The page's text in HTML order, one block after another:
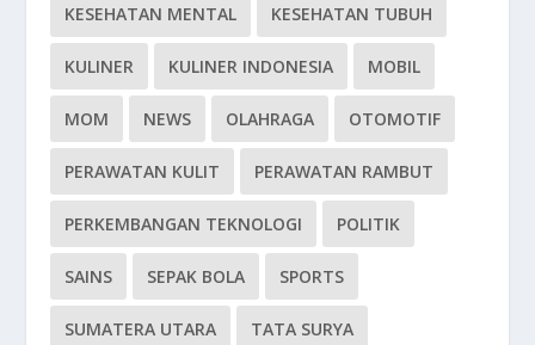
KESEHATAN MENTAL KESEHATAN TUBUH
KULINER KULINER INDONESIA MOBIL
MOM NEWS OLAHRAGA OTOMOTIF
PERAWATAN KULIT PERAWATAN RAMBUT
PERKEMBANGAN TEKNOLOGI POLITIK
SAINS SEPAK BOLA SPORTS
SUMATERA UTARA TATA SURYA